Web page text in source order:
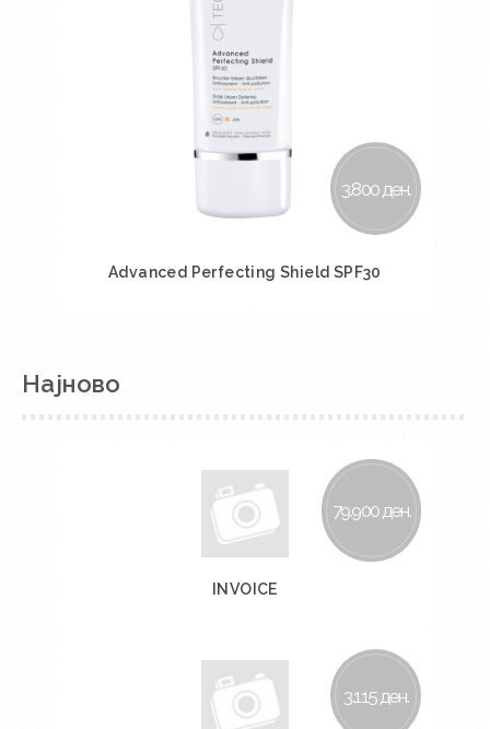
3.800 ден.
Advanced Perfecting Shield SPF30
Најново
79.900 ден.
INVOICE
Во кошничка
3.115 ден.